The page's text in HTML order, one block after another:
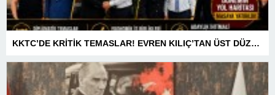
KKTC’DE KRİTİK TEMASLAR! EVREN KILIÇ’TAN ÜST DÜZEY ZİRVELER